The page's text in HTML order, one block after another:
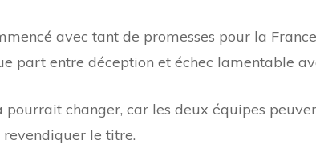
avec tant de promesses pour la France
part entre déception et échec lamentable
pourrait changer, car les deux équipes
le titre.